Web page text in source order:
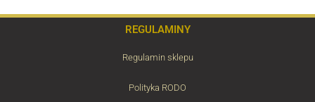
REGULAMINY
Regulamin sklepu
Polityka RODO